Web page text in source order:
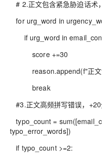
# 2.正文包含紧急胁迫话术
for urg_word in
if urg_word in
score +=30
reason.append(f"正文包
break
#3.正文高频拼写错误，
typo_count =
typo_error_words])
if typo_count >=2: